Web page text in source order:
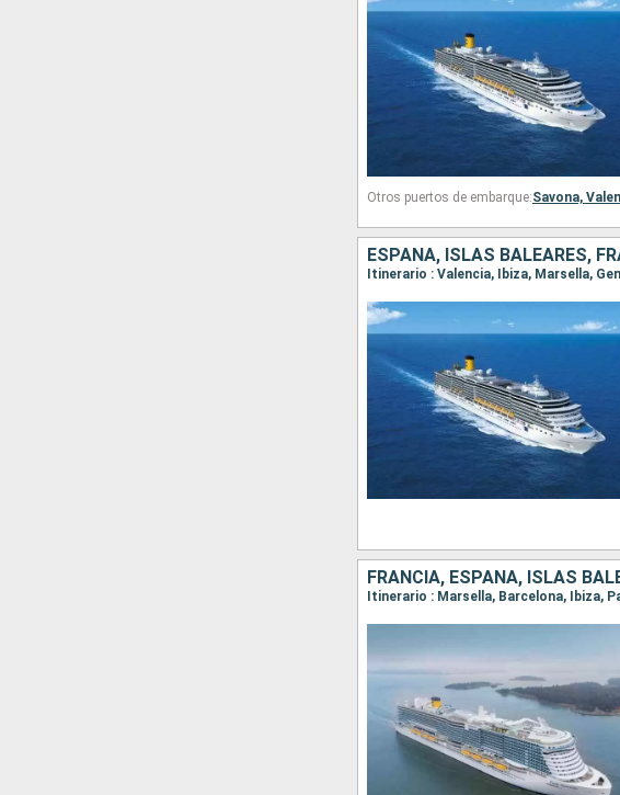
Otros puertos de embarque:Savona,
ESPAÑA, ISLAS BALEARES,
Itinerario : Valencia, Ibiza, Marsella,
FRANCIA, ESPAÑA, ISLAS
Itinerario : Marsella, Barcelona, Ibiza,